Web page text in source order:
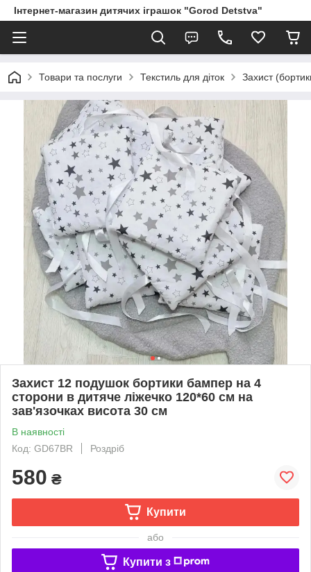
Інтернет-магазин дитячих іграшок "Gorod Detstva"
Товари та послуги Текстиль для діток Захист
Захист 12 подушок бортики бампер на 4
сторони в дитяче ліжечко 120*60 см на
зав'язочках висота 30 см
В наявності
Код: GD67BR
Роздріб
580 ₴
Купити
або
Купити з